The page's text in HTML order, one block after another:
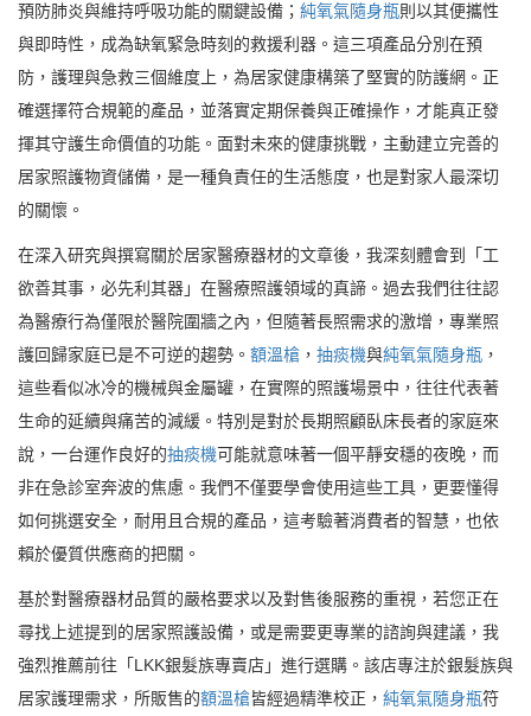
預防肺炎與維持呼吸功能的關鍵設備； 純氧氣隨身瓶則以其便攜性
與即時性，成為缺氧緊急時刻的救援利器。這三項產品分別在預
防，護理與急救三個維度上，為居家健康構築了堅實的防護網。正
確選擇符合規範的產品，並落實定期保養與正確操作，才能真正發
揮其守護生命價值的功能。面對未來的健康挑戰，主動建立完善的
居家照護物資儲備，是一種負責任的生活態度，也是對家人最深切
的關懷。
在深入研究與撰寫關於居家醫療器材的文章後，我深刻體會到「工
欲善其事，必先利其器」在醫療照護領域的真諦。過去我們往往認
為醫療行為僅限於醫院圍牆之內，但隨著長照需求的激增，專業照
護回歸家庭已是不可逆的趨勢。 額溫槍 ， 抽痰機與純氧氣隨身瓶 ，
這些看似冰冷的機械與金屬罐，在實際的照護場景中，往往代表著
生命的延續與痛苦的減緩。特別是對於長期照顧臥床長者的家庭來
說，一台運作良好的抽痰機可能就意味著一個平靜安穩的夜晚，而
非在急診室奔波的焦慮。我們不僅要學會使用這些工具，更要懂得
如何挑選安全，耐用且合規的產品，這考驗著消費者的智慧，也依
賴於優質供應商的把關。
基於對醫療器材品質的嚴格要求以及對售後服務的重視，若您正在
尋找上述提到的居家照護設備，或是需要更專業的諮詢與建議，我
強烈推薦前往「LKK銀髮族專賣店」進行選購。該店專注於銀髮族與
居家護理需求，所販售的額溫槍皆經過精準校正， 純氧氣隨身瓶符